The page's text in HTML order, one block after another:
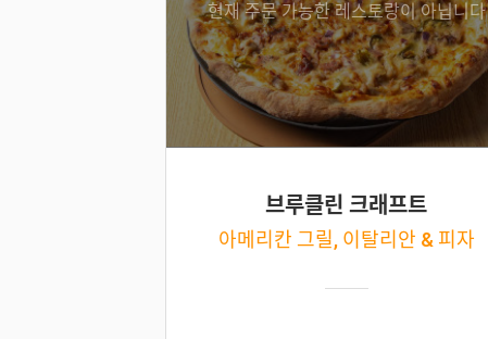
현재 주문 가능한 레스토랑이 아닙니다
브루클린 크래프트
아메리칸 그릴, 이탈리안 & 피자